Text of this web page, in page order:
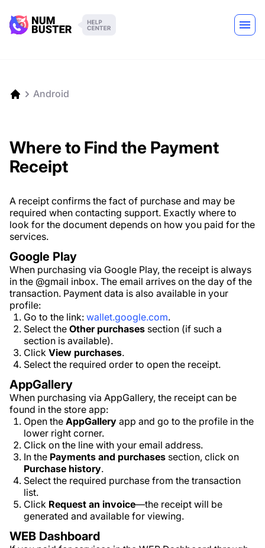
Android
Where to Find the Payment
Receipt
A receipt confirms the fact of purchase and may be
required when contacting support. Exactly where to
look for the document depends on how you paid for the
services.
Google Play
When purchasing via Google Play, the receipt is always
in the @gmail inbox. The email arrives on the day of the
transaction. Payment data is also available in your
profile:
Go to the link: wallet.google.com.
Select the Other purchases section (if such a
section is available).
Click View purchases.
Select the required order to open the receipt.
AppGallery
When purchasing via AppGallery, the receipt can be
found in the store app:
Open the AppGallery app and go to the profile in the
lower right corner.
Click on the line with your email address.
In the Payments and purchases section, click on
Purchase history.
Select the required purchase from the transaction
list.
Click Request an invoice—the receipt will be
generated and available for viewing.
WEB Dashboard